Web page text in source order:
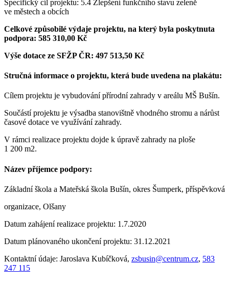
Specifický cíl projektu: 5.4 Zlepšení funkčního stavu zeleně
ve městech a obcích
Celkové způsobilé výdaje projektu, na který byla poskytnuta
podpora: 585 310,00 Kč
Výše dotace ze SFŽP ČR: 497 513,50 Kč
Stručná informace o projektu, která bude uvedena na plakátu:
Cílem projektu je vybudování přírodní zahrady v areálu MŠ Bušín.
Součástí projektu je výsadba stanovištně vhodného stromu a nárůst
časové dotace ve využívání zahrady.
V rámci realizace projektu dojde k úpravě zahrady na ploše
1 200 m2.
Název příjemce podpory:
Základní škola a Mateřská škola Bušín, okres Šumperk, příspěvková
organizace, Olšany
Datum zahájení realizace projektu: 1.7.2020
Datum plánovaného ukončení projektu: 31.12.2021
Kontaktní údaje: Jaroslava Kubíčková, zsbusin@centrum.cz, 583
247 115